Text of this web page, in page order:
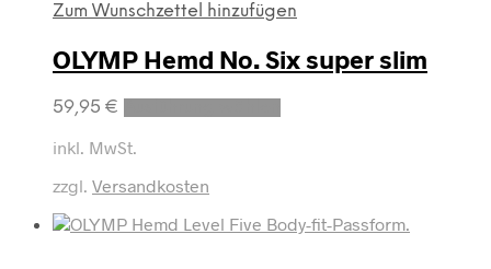
Zum Wunschzettel hinzufügen
OLYMP Hemd No. Six super slim
59,95 €
Dieses
Die
inkl. MwSt.
zzgl. Versandkosten